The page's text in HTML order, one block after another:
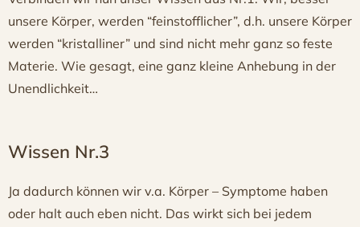
unsere Körper, werden “feinstofflicher”, d.h. unsere Körper
werden “kristalliner” und sind nicht mehr ganz so feste
Materie. Wie gesagt, eine ganz kleine Anhebung in der
Unendlichkeit…
Wissen Nr.3
Ja dadurch können wir v.a. Körper – Symptome haben
oder halt auch eben nicht. Das wirkt sich bei jedem